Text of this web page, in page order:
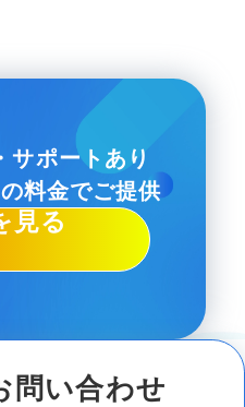
サポートあり
料金でご提供
見る
問い合わせ